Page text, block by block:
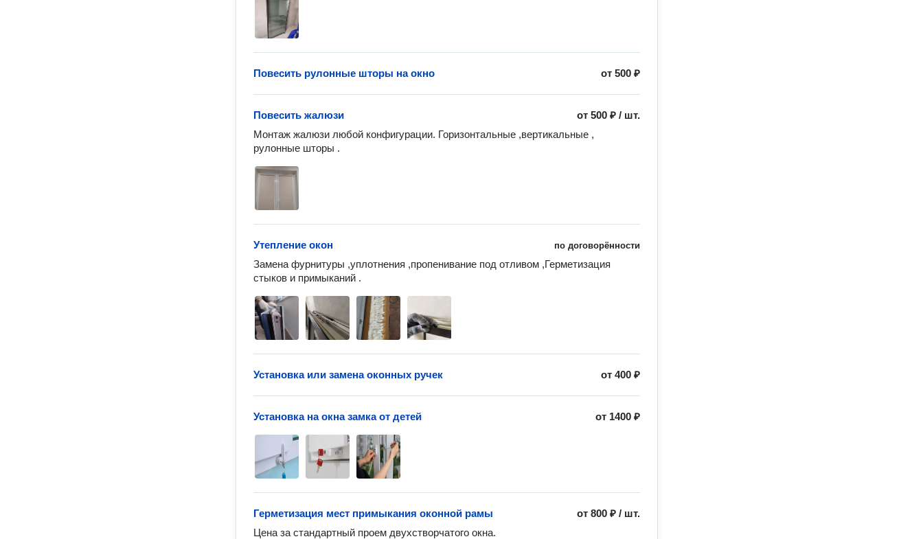
от500 ₽
Повесить рулонные шторы на окно
от500 ₽ / шт.
Повесить жалюзи
Монтаж жалюзи любой конфигурации. Горизонтальные ,вертикальные ,
рулонные шторы .
по договорённости
Утепление окон
Замена фурнитуры ,уплотнения ,пропенивание под отливом ,Герметизация
стыков и примыканий .
от400 ₽
Установка или замена оконных ручек
от 1400 ₽
Установка на окна замка от детей
от800 ₽ / шт.
Герметизация мест примыкания оконной рамы
Цена за стандартный проем двухстворчатого окна.